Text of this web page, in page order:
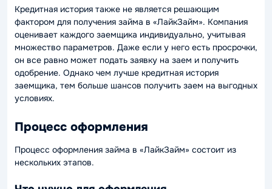
Кредитная история также не является решающим
фактором для получения займа в «ЛайкЗайм». Компания
оценивает каждого заемщика индивидуально, учитывая
множество параметров. Даже если у него есть просрочки,
он все равно может подать заявку на заем и получить
одобрение. Однако чем лучше кредитная история
заемщика, тем больше шансов получить заем на выгодных
условиях.
Процесс оформления
Процесс оформления займа в «ЛайкЗайм» состоит из
нескольких этапов.